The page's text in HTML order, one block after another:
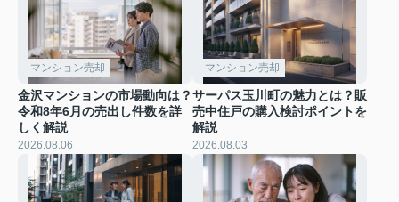
マンション売却
金沢マンションの市場動向は？
令和8年6月の売出し件数を詳
しく解説
2026.08.06
マンション売却
サーパス玉川町の魅力とは？販
売中住戸の購入検討ポイントを
解説
2026.08.03